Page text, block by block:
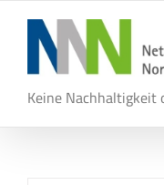
springen
Keine Nachhaltigkeit